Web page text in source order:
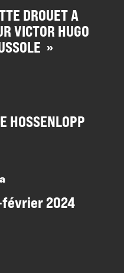
DROUET A
VICTOR HUGO
»
HOSSENLOPP
2024